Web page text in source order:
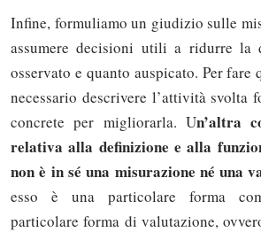
Infine, formuliamo un giudizio sulle
assumere decisioni utili a ridurre la
osservato e quanto auspicato. Per fare
necessario descrivere l’attività svolta
concrete per migliorarla. Un’altra
relativa alla definizione e alla
non è in sé una misurazione né una
esso è una particolare forma
particolare forma di valutazione,